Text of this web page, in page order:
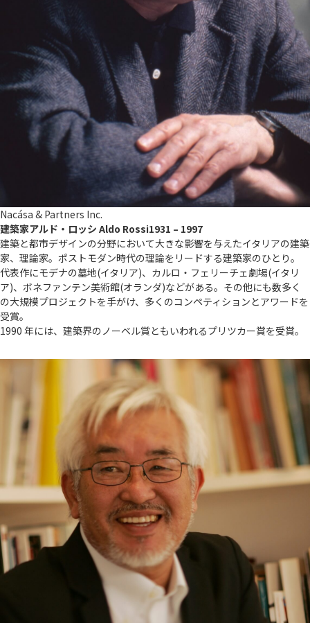
Nacása & Partners Inc.
建築家アルド・ロッシ Aldo Rossi1931 – 1997
建築と都市デザインの分野において大きな影響を与えたイタリアの建築
家、理論家。ポストモダン時代の理論をリードする建築家のひとり。
代表作にモデナの墓地(イタリア)、カルロ・フェリーチェ劇場(イタリ
ア)、ボネファンテン美術館(オランダ)などがある。その他にも数多く
の大規模プロジェクトを手がけ、多くのコンペティションとアワードを
受賞。
1990 年には、建築界のノーベル賞ともいわれるプリツカー賞を受賞。